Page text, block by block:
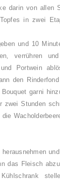
darin von allen
in zwei
und 10
verrühren
Portwein
den
garni
zwei Stunden
herausnehmen
das Fleisch